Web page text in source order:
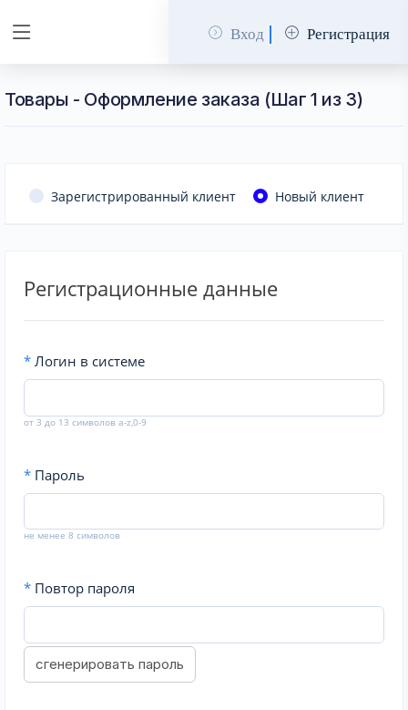
Вход Регистрация
Товары - Оформление заказа (Шаг 1 из 3)
Зарегистрированный клиент Новый клиент
Регистрационные данные
* Логин в системе
от 3 до 13 символов a-z,0-9
* Пароль
не менее 8 символов
* Повтор пароля
сгенерировать пароль